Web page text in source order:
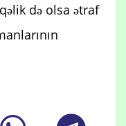
də olsa ətraf